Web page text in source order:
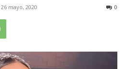
mayo, 2020 0